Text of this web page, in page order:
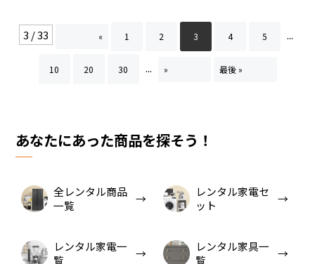
3 / 33 « 1 2 3 4 5 ...
10 20 30 ... » 最後 »
あなたにあった商品を探そう！
全レンタル商品
一覧
レンタル家電セ
ット
レンタル家電一
覧
レンタル家具一
覧